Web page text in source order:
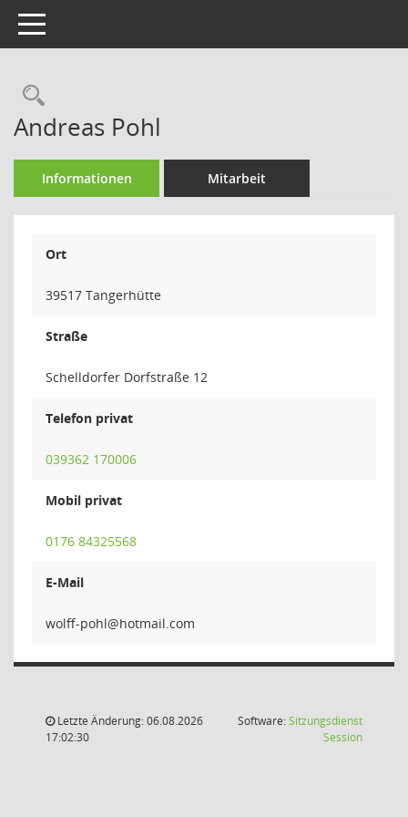
Toggle navigation
Rechercheauswahl
Andreas Pohl
Informationen Mitarbeit
Ort
39517 Tangerhütte
Straße
Schelldorfer Dorfstraße 12
Telefon privat
039362 170006
Mobil privat
0176 84325568
E-Mail
lhop-
Letzte Änderung: 06.08.2026
17:02:30
Software:Sitzungsdienst
Session(Wird in